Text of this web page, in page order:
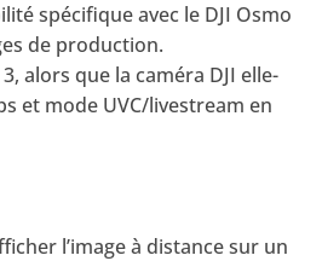
spécifique avec le DJI Osmo
de production.
alors que la caméra DJI elle-
et mode UVC/livestream en
l’image à distance sur un